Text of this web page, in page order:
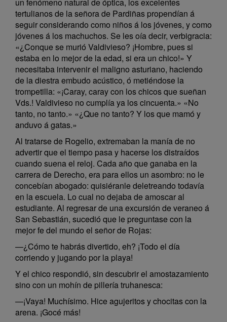
tertulianos de la señora de Pardiñas propendían á
seguir considerando como niños á los jóvenes, y como
jóvenes á los machuchos. Se les oía decir, verbigracia:
«¿Conque se murió Valdivieso? ¡Hombre, pues si
estaba en lo mejor de la edad, si era un chico!» Y
necesitaba intervenir el maligno asturiano, haciendo
de la diestra embudo acústico, ó metiéndose la
trompetilla: «¡Caray, caray con los chicos que sueñan
Vds.! Valdivieso no cumplía ya los cincuenta.» «No
tanto, no tanto.» «¿Que no tanto? Y los que mamó y
anduvo á gatas.»
Al tratarse de Rogelio, extremaban la manía de no
advertir que el tiempo pasa y hacerse los distraídos
cuando suena el reloj. Cada año que ganaba en la
carrera de Derecho, era para ellos un asombro: no le
concebían abogado: quisiéranle deletreando todavía
en la escuela. Lo cual no dejaba de amoscar al
estudiante. Al regresar de una excursión de veraneo á
San Sebastián, sucedió que le preguntase con la
mejor fe del mundo el señor de Rojas:
—¿Cómo te habrás divertido, eh? ¡Todo el día
corriendo y jugando por la playa!
Y el chico respondió, sin descubrir el amostazamiento
sino con un mohín de pillería truhanesca:
—¡Vaya! Muchísimo. Hice agujeritos y chocitas con la
arena. ¡Gocé más!